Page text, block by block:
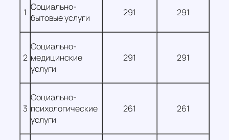
1 Социально-
бытовые услуги
291 291
2
Социально-
медицинские
услуги
291 291
3
Социально-
психологические
услуги
261 261